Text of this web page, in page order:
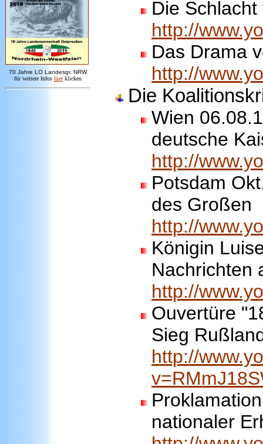
70 Jahre LO Landesgr. NRW
für weitere Infos hier klicken
Die
http://
Das Drama
http://
Die
Wien
deutsche
http://
Potsdam
des Großen
http://
Königin
Nachrichten
http://
Ouvertüre
Sieg
http://
nationaler